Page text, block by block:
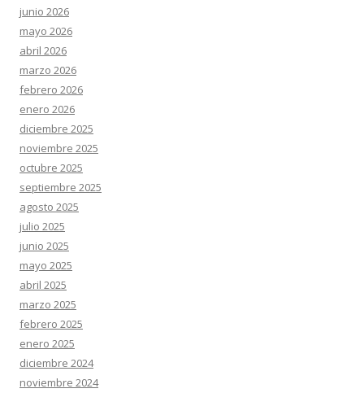
junio 2026
mayo 2026
abril 2026
marzo 2026
febrero 2026
enero 2026
diciembre 2025
noviembre 2025
octubre 2025
septiembre 2025
agosto 2025
julio 2025
junio 2025
mayo 2025
abril 2025
marzo 2025
febrero 2025
enero 2025
diciembre 2024
noviembre 2024